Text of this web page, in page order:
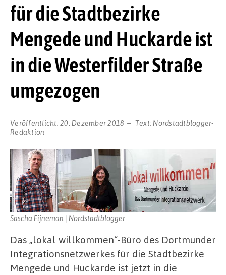
für die Stadtbezirke
Mengede und Huckarde ist
in die Westerfilder Straße
umgezogen
Veröffentlicht:20. Dezember 2018 Text: Nordstadtblogger-
Redaktion
Sascha Fijneman | Nordstadtblogger
Das „lokal willkommen“-Büro des Dortmunder
Integrationsnetzwerkes für die Stadtbezirke
Mengede und Huckarde ist jetzt in die